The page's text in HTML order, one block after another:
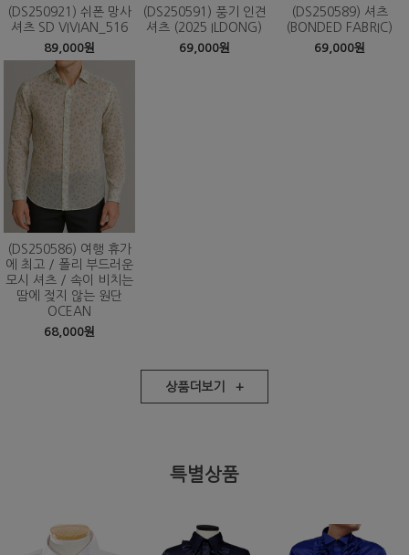
(DS250921) 쉬폰 망사
셔츠 SD VIVIAN_516
89,000원
(DS250591) 풍기 인견
셔츠 (2025 ILDONG)
69,000원
(DS250589) 셔츠
(BONDED FABRIC)
69,000원
(DS250586) 여행 휴가
에 최고 / 폴리 부드러운
모시 셔츠 / 속이 비치는
땀에 젖지 않는 원단
OCEAN
68,000원
상품더보기 +
특별상품